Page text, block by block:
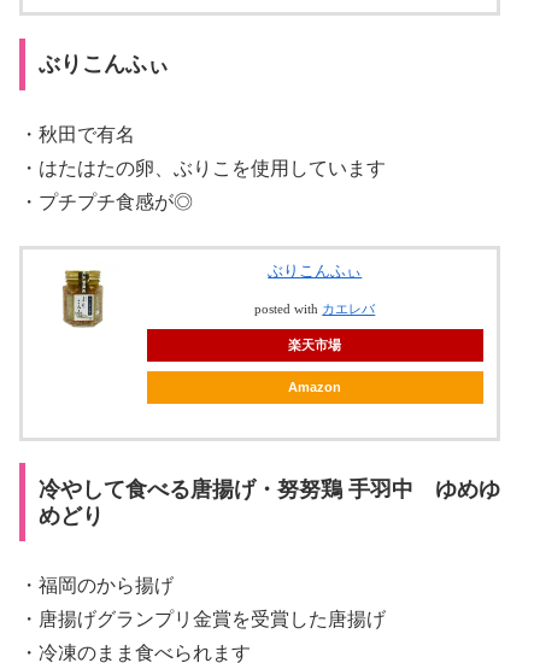
ぶりこんふぃ
・秋田で有名
・はたはたの卵、ぶりこを使用しています
・プチプチ食感が◎
ぶりこんふぃ
posted with カエレバ
楽天市場
Amazon
冷やして食べる唐揚げ・努努鶏 手羽中 ゆめゆ
めどり
・福岡のから揚げ
・唐揚げグランプリ金賞を受賞した唐揚げ
・冷凍のまま食べられます